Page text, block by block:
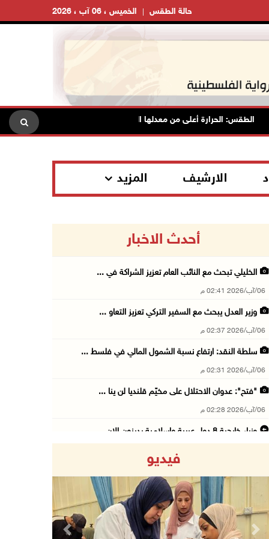
الخميس ، 06 آب ، 2026 حالة الطقس
الطقس: الحرارة أعلى من معدلها السنوي العام الاحتلال يقتحم
الارشيف المزيد
أحدث الاخبار
الخليلي تبحث مع النائب العام تعزيز الشراكة في ...
06/آب/2026 02:41 م
وزير العدل يبحث مع السفير التركي تعزيز التعاو ...
06/آب/2026 02:37 م
سلطة النقد: ارتفاع نسبة الشمول المالي في فلسط ...
06/آب/2026 02:31 م
"فتح": عدوان الاحتلال على مخيّم قلنديا لن ينا ...
06/آب/2026 02:28 م
وزراء خارجية 8 دول عربية وإسلامية يدينون الان ...
افتتاح سوق الباذنجان البتيري السنوي في بتير غ ...
06/آب/2026 01:50 م
فيديو
Previous Next